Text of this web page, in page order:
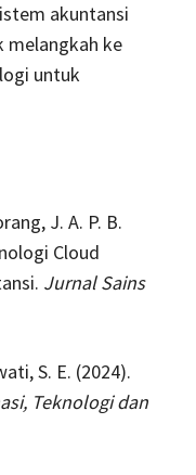
akuntansi
melangkah ke
untuk
J. A. P. B.
Cloud
Jurnal Sains
S. E. (2024).
Teknologi dan